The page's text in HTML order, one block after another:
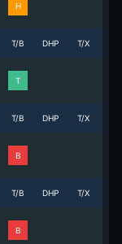
H
T/B DHP T/X
T
T/B DHP T/X
B
T/B DHP T/X
B